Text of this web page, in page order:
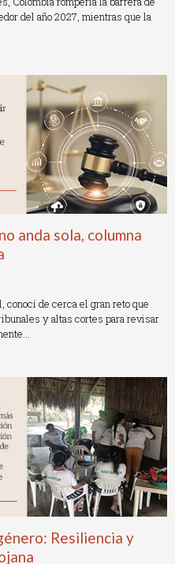
del año 2027, mientras que la
anda sola, columna
conocí de cerca el gran reto que
y altas cortes para revisar
Resiliencia y